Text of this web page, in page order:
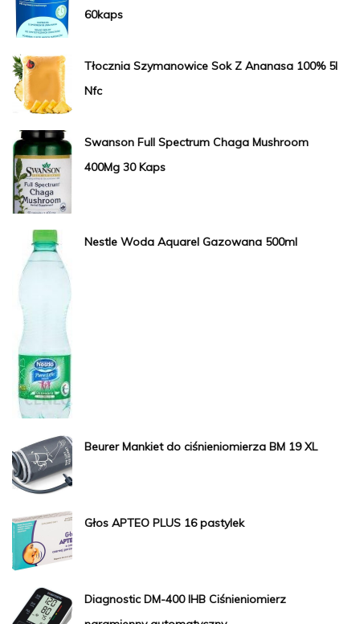
60kaps
Tłocznia Szymanowice Sok Z Ananasa 100% 5l
Nfc
Swanson Full Spectrum Chaga Mushroom
400Mg 30 Kaps
Nestle Woda Aquarel Gazowana 500ml
Beurer Mankiet do ciśnieniomierza BM 19 XL
Głos APTEO PLUS 16 pastylek
Diagnostic DM-400 IHB Ciśnieniomierz